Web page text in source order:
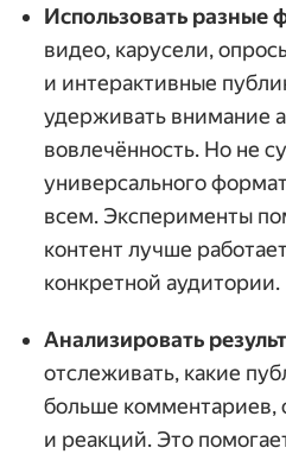
Использовать разные
видео, карусели,
и интерактивные
удерживать внимание
вовлечённость. Но не
универсального
всем. Эксперименты
контент лучше
конкретной аудитории.
Анализировать
отслеживать, какие
больше комментариев,
и реакций. Это